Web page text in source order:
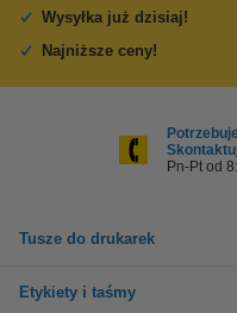
Wysyłka już dzisiaj!
Najniższe ceny!
Pn-Pt od
Tusze do drukarek
Etykiety i taśmy